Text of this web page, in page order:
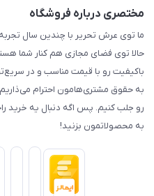
مختصری درباره فروشگاه
ما توی عرش تحریر با چندین سال تجربه
حالا توی فضای مجازی هم کنار شما
باکیفیت رو با قیمت مناسب و در
به حقوق مشتری‌هامون احترام
رو جلب کنیم. پس اگه دنبال یه خرید
به محصولاتمون بزنید!